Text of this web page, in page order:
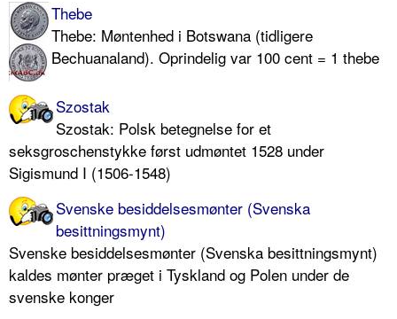
Thebe
Thebe: Møntenhed i Botswana (tidligere
Bechuanaland). Oprindelig var 100 cent = 1 thebe
Szostak
Szostak: Polsk betegnelse for et
seksgroschenstykke først udmøntet 1528 under
Sigismund I (1506-1548)
Svenske besiddelsesmønter (Svenska
besittningsmynt)
Svenske besiddelsesmønter (Svenska besittningsmynt)
kaldes mønter præget i Tyskland og Polen under de
svenske konger